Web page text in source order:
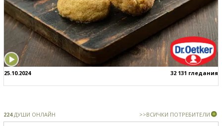
25.10.2024 32 131 гледания
224ДУШИ ОНЛАЙН >>ВСИЧКИ ПОТРЕБИТЕЛИ